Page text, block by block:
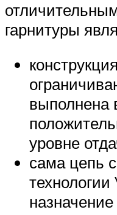
гарнитуры
выполнена
уровне
сама цепь
назначение